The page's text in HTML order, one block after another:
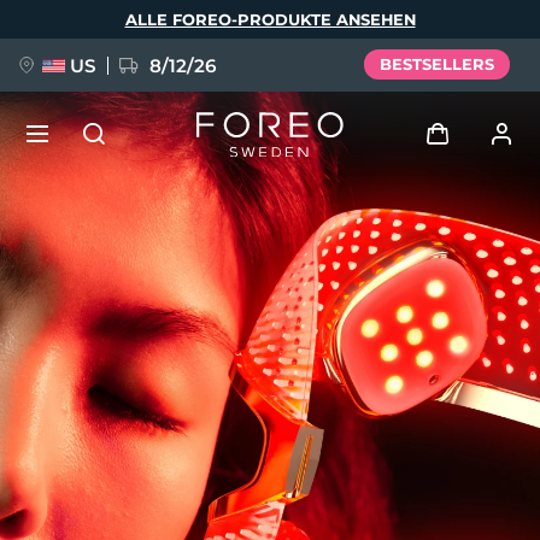
ALLE FOREO-PRODUKTE ANSEHEN
US 8/12/26 BESTSELLERS
Anmelden
Benutzerkonto
Meine Geräte
Meine Bestellungen
Meine Adressen
Meine Abonnements
NEU
FAQ™ Pure Beauty-Tech Elixir
BREAKING NEWS
issa™ Teeth Whitening Set
Sprache
English Deutsch
Español
Français
Italiano
Português
Polski
Svenska
Русский
Türkçe
简体中文 繁體中文